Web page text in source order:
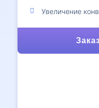
Увеличение